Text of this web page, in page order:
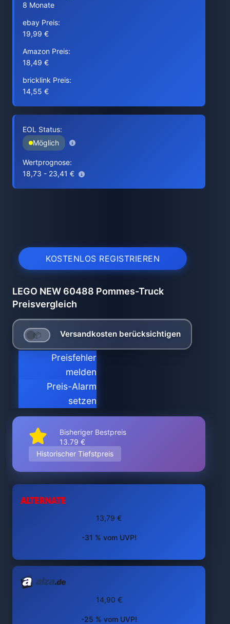
8 Monate
ebay Preis:
19,99 €
Amazon Preis:
18,49 €
bricklink Preis:
14,55 €
EOL Status:
Möglich
Wertprognose:
18,73 - 23,41 €
KOSTENLOS REGISTRIEREN
LEGO NEW 60488 Pommes-Truck
Preisvergleich
Versandkosten berücksichtigen
Preisfehler
melden
Preis-Alarm
setzen
Bisheriger Bestpreis
13.79 €
Historischer Tiefstpreis
13,79 €
-31 % vom UVP!
14,90 €
-25 % vom UVP!